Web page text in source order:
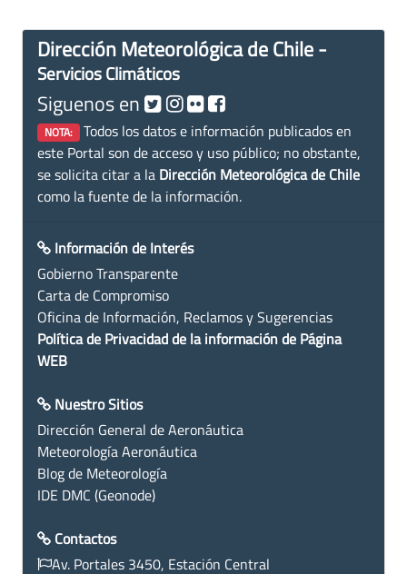
Dirección Meteorológica de Chile -
Servicios Climáticos
Siguenos en
NOTA: Todos los datos e información publicados en
este Portal son de acceso y uso público; no obstante,
se solicita citar a la Dirección Meteorológica de Chile
como la fuente de la información.
Información de Interés
Gobierno Transparente
Carta de Compromiso
Oficina de Información, Reclamos y Sugerencias
Política de Privacidad de la información de Página
WEB
Nuestro Sitios
Dirección General de Aeronáutica
Meteorología Aeronáutica
Blog de Meteorología
IDE DMC (Geonode)
Contactos
Av. Portales 3450, Estación Central